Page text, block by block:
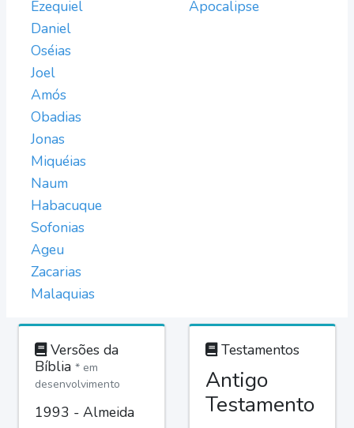
Ezequiel
Daniel
Oséias
Joel
Amós
Obadias
Jonas
Miquéias
Naum
Habacuque
Sofonias
Ageu
Zacarias
Malaquias
Apocalipse
Versões da
Bíblia * em
desenvolvimento
1993 - Almeida
Testamentos
Antigo
Testamento